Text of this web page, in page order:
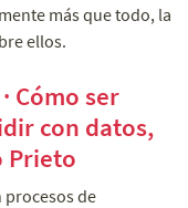
más que todo, la
ellos.
Cómo ser
con datos,
Prieto
procesos de